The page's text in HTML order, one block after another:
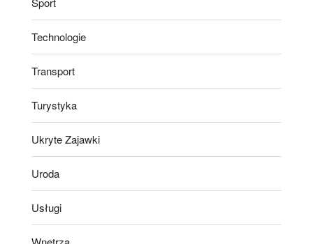
Technologie
Transport
Turystyka
Ukryte Zajawki
Uroda
Usługi